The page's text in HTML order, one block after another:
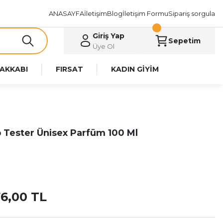
ANASAYFAİletişimBlogİletişim FormuSipariş sorgula
Giriş Yap
Üye Ol
Sepetim
FIRSAT KADIN GİYİM
Ünisex Parfüm 100 Ml
TL